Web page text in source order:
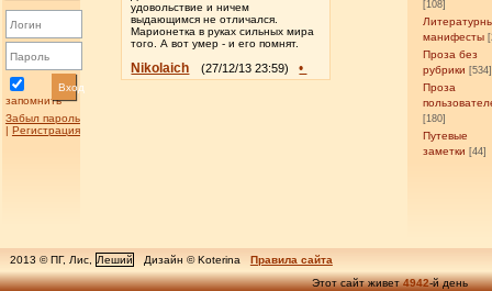
запомнить
Вход
Забыл пароль
| Регистрация
[108]
манифесты
Проза без
рубрики [534]
Проза
[180]
Путевые
заметки [44]
удовольствие и ничем
выдающимся не отличался.
Марионетка в руках сильных мира
того. А вот умер - и его помнят.
Nikolaich (27/12/13 23:59) •
2013 © ПГ, Лис, Леший Дизайн © Koterina
Правила сайта
Этот сайт живет4942-й день